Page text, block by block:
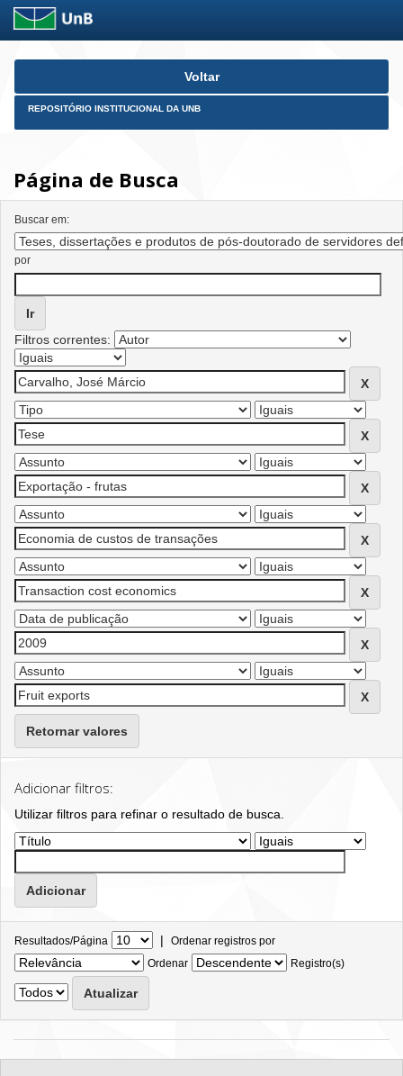
Skip
Voltar
REPOSITÓRIO INSTITUCIONAL DA UNB
Página de Busca
Buscar em:
por
Filtros correntes:
Retornar valores
Adicionar filtros:
Utilizar filtros para refinar o resultado de busca.
Resultados/Página | Ordenar registros por
Ordenar
Registro(s)